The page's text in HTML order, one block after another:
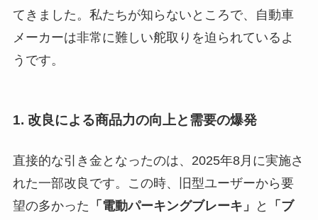
てきました。私たちが知らないところで、自動車
メーカーは非常に難しい舵取りを迫られているよ
うです。
1. 改良による商品力の向上と需要の爆発
直接的な引き金となったのは、2025年8月に実施さ
れた一部改良です。この時、旧型ユーザーから要
望の多かった 「電動パーキングブレーキ」 と
「ブ